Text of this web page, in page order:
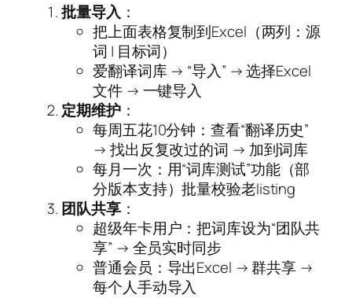
批量导入 ：
把上面表格复制到Excel（两列：源
词 | 目标词）
爱翻译词库 → “导入” → 选择Excel
文件 → 一键导入
定期维护：
每周五花10分钟：查看“翻译历史”
→ 找出反复改过的词 → 加到词库
每月一次：用“词库测试”功能（部
分版本支持）批量校验老listing
团队共享：
超级年卡用户：把词库设为“团队共
享” → 全员实时同步
普通会员：导出Excel → 群共享 →
每个人手动导入